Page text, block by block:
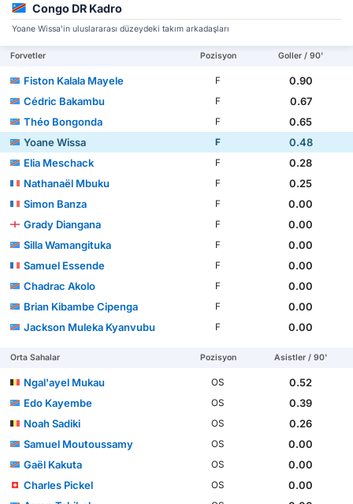
Congo DR Kadro
Yoane Wissa'in uluslararası düzeydeki takım arkadaşları
Forvetler Pozisyon Goller / 90'
Fiston Kalala Mayele F
0.90
Cédric Bakambu
F
0.67
Théo Bongonda
F
0.65
Yoane Wissa
F
0.48
Elia Meschack
F
0.28
Nathanaël Mbuku
F
0.25
Simon Banza
F
0.00
Grady Diangana
F
0.00
Silla Wamangituka
F
0.00
Samuel Essende
F
0.00
Chadrac Akolo
F
0.00
Brian Kibambe Cipenga
F
0.00
Jackson Muleka Kyanvubu
F 0.00
Orta Sahalar Pozisyon Asistler / 90'
Ngal'ayel Mukau OS
0.52
Edo Kayembe
OS
0.39
Noah Sadiki
OS
0.26
Samuel Moutoussamy
OS
0.00
Gaël Kakuta
OS
0.00
Charles Pickel
OS
0.00